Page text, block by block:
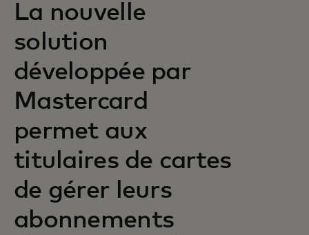
La nouvelle
solution
développée par
Mastercard
permet aux
titulaires de cartes
de gérer leurs
abonnements